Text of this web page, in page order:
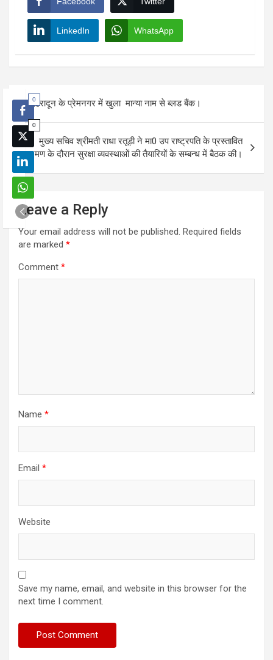
LinkedIn WhatsApp
Post
navigation
देहरादून के प्रेमनगर में खुला मान्या नाम से ब्लड बैंक।
मुख्य सचिव श्रीमती राधा रतूड़ी ने मा0 उप राष्ट्रपति के प्रस्तावित
भ्रमण के दौरान सुरक्षा व्यवस्थाओं की तैयारियों के सम्बन्ध में बैठक की।
Leave a Reply
Your email address will not be published. Required fields
are marked *
Comment *
Name *
Email *
Website
Save my name, email, and website in this browser for the
next time I comment.
0
0